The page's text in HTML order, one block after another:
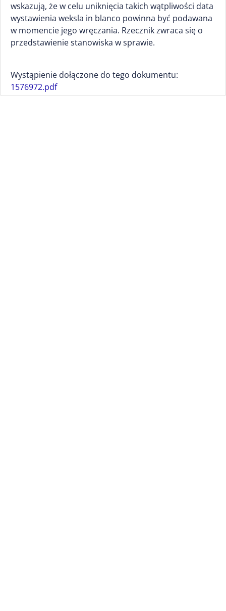
wskazują, że w celu uniknięcia takich wątpliwości data
wystawienia weksla in blanco powinna być podawana
w momencie jego wręczania. Rzecznik zwraca się o
przedstawienie stanowiska w sprawie.
Wystąpienie dołączone do tego dokumentu:
1576972.pdf